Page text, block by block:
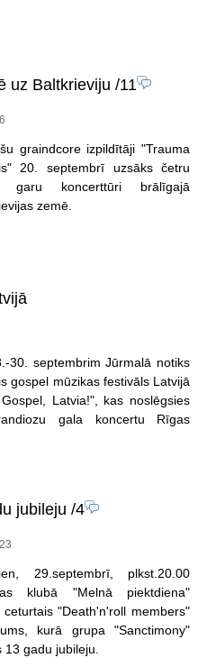
uz Baltkrieviju /11
graindcore izpildītāji "Trauma
20. septembrī uzsāks četru
garu koncerttūri brālīgajā
zemē.
30. septembrim Jūrmalā notiks
gospel mūzikas festivāls Latvijā
Latvia!", kas noslēgsies
gala koncertu Rīgas
jubileju /4
29.septembrī, plkst.20.00
klubā "Melnā piektdiena"
ceturtais "Death'n'roll members"
kurā grupa "Sanctimony"
13 gadu jubileju.